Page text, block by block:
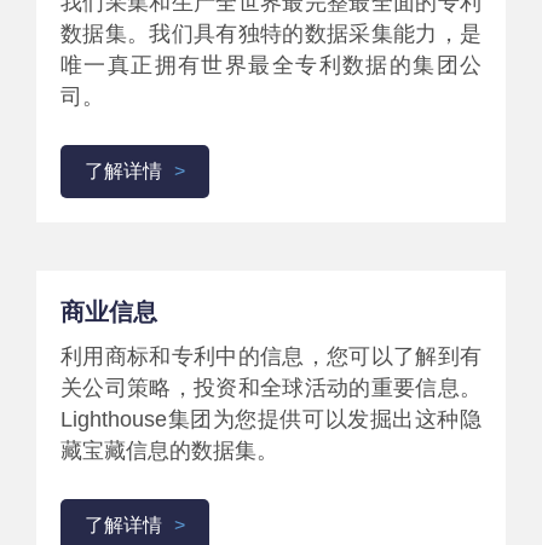
数据集。我们具有独特的数据采集能力，是
唯一真正拥有世界最全专利数据的集团公
司。
了解详情
商业信息
利用商标和专利中的信息，您可以了解到有
关公司策略，投资和全球活动的重要信息。
Lighthouse集团为您提供可以发掘出这种隐
藏宝藏信息的数据集。
了解详情